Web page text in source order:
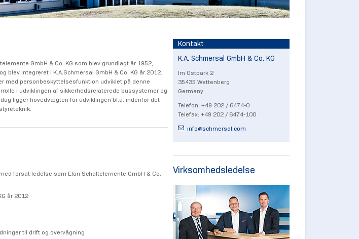
GmbH & Co. KG som blev grundlagt år 1952,
blev integreret i K.A.Schmersal GmbH & Co. KG år 2012.
med personbeskyttelsesfunktion udviklet på denne
i udviklingen af sikkerhedsrelaterede bussystemer og
ligger hovedvægten for udviklingen bl.a. indenfor det
forsat ledelse som Elan Schaltelemente GmbH & Co.
år 2012
til drift og overvågning
Kontakt
K.A. Schmersal GmbH & Co. KG
Im Ostpark 2
35435 Wettenberg
Germany
Telefon: +49 202 / 6474-0
Telefax: +49 202 / 6474-100
info@schmersal.com
Virksomhedsledelse